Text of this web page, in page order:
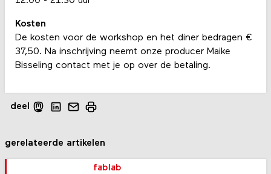
Kosten
De kosten voor de workshop en het diner bedragen €
37,50. Na inschrijving neemt onze producer Maike
Bisseling contact met je op over de betaling.
deel
gerelateerde artikelen
fablab